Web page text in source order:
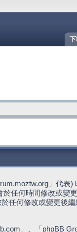
」代表
任何時間修改或變
任何修改或變更後
」、「phpBB